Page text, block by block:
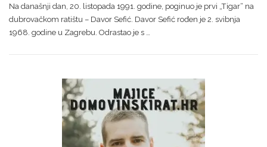
Na današnji dan, 20. listopada 1991. godine, poginuo je prvi „Tigar“ na
dubrovačkom ratištu – Davor Sefić. Davor Sefić rođen je 2. svibnja
1968. godine u Zagrebu. Odrastao je s …